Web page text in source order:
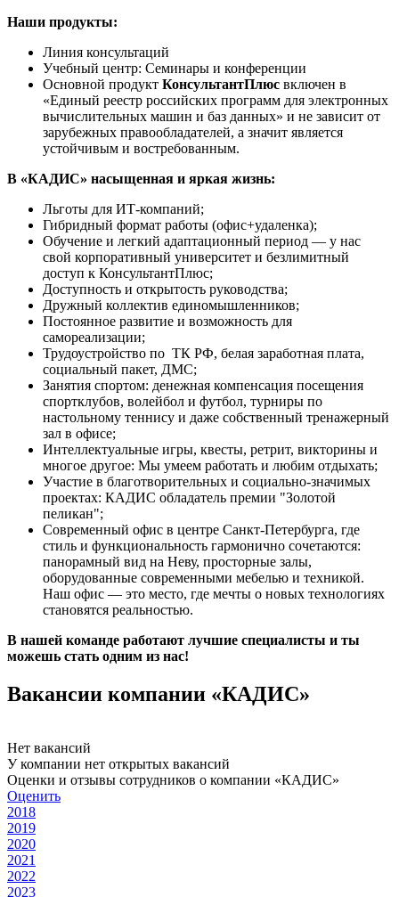
Наши продукты:
Линия консультаций
Учебный центр: Семинары и конференции
Основной продукт КонсультантПлюс включен в
«Единый реестр российских программ для электронных
вычислительных машин и баз данных» и не зависит от
зарубежных правообладателей, а значит является
устойчивым и востребованным.
В «КАДИС» насыщенная и яркая жизнь:
Льготы для ИТ-компаний;
Гибридный формат работы (офис+удаленка);
Обучение и легкий адаптационный период — у нас
свой корпоративный университет и безлимитный
доступ к КонсультантПлюс;
Доступность и открытость руководства;
Дружный коллектив единомышленников;
Постоянное развитие и возможность для
самореализации;
Трудоустройство по ТК РФ, белая заработная плата,
социальный пакет, ДМС;
Занятия спортом: денежная компенсация посещения
спортклубов, волейбол и футбол, турниры по
настольному теннису и даже собственный тренажерный
зал в офисе;
Интеллектуальные игры, квесты, ретрит, викторины и
многое другое: Мы умеем работать и любим отдыхать;
Участие в благотворительных и социально-значимых
проектах: КАДИС обладатель премии "Золотой
пеликан";
Современный офис в центре Санкт-Петербурга, где
стиль и функциональность гармонично сочетаются:
панорамный вид на Неву, просторные залы,
оборудованные современными мебелью и техникой.
Наш офис — это место, где мечты о новых технологиях
становятся реальностью.
В нашей команде работают лучшие специалисты и ты
можешь стать одним из нас!
Вакансии компании «КАДИС»
Нет вакансий
У компании нет открытых вакансий
Оценки и отзывы сотрудников о компании «КАДИС»
Оценить
2018
2019
2020
2021
2022
2023